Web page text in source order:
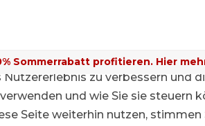
Sommerrabatt profitieren. Hier
zu verbessern und
und wie Sie sie steuern
Seite weiterhin nutzen, stimmen